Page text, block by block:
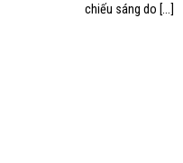
chiếu sáng do [...]